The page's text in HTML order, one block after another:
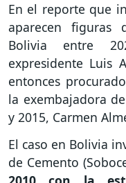
En el reporte que
aparecen figuras
Bolivia entre
expresidente Luis
entonces
la exembajadora
y 2015, Carmen
El caso en Bolivia
de Cemento